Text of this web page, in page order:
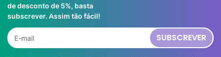
de desconto de 5%, basta
subscrever. Assim tão fácil!
SUBSCREVER